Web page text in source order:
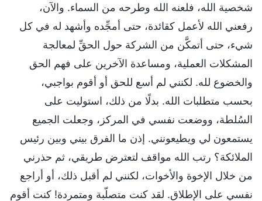
شخصية الله، فلعنه الله وطرحه من السماء. والآن،
رفعني الله لأعمل كقائدة، حتى أمجِّده وأشهد له في كل
شيء، حتى أتمكَّن من الشركة حول الحقِّ لمعالجة
المشكلات العملية، ومساعدة الآخرين على فهم الحق
والخضوع لله. لكنني لم أسع للحق أو أقوم بواجبي،
بحسب متطلبات الله. بدلًا من ذلك، استوليت على
السُلطة، ووضعت نفسي في المركز، وجعلت الجميع
يستمعون لي ويطيعونني. إذن ما الفرق بيني وبين رئيس
الملائكة؟ رتب الله مواقف لتعترض طريقي، ثم حذرني
من خلال الإخوة والأخوات، لكنني لم أقبل ذلك، أو أراجع
نفسي على الإطلاق. لقد كنت متصلّبة ومتمردة! كنت أقوم